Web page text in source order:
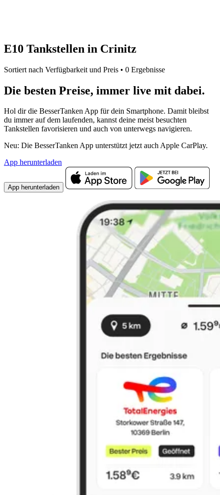
E10 Tankstellen in Crinitz
Sortiert nach Verfügbarkeit und Preis • 0 Ergebnisse
Die besten Preise, immer live mit dabei.
Hol dir die BesserTanken App für dein Smartphone. Damit bleibst
du immer auf dem laufenden, kannst deine meist besuchten
Tankstellen favorisieren und auch von unterwegs navigieren.
Neu: Die BesserTanken App unterstützt jetzt auch Apple CarPlay.
App herunterladen
App herunterladen